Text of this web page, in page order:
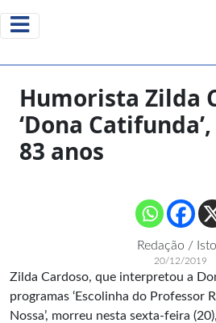
Humorista Zilda
‘Dona
83 anos
Redação /
20/12/2019
Zilda Cardoso, que interpretou a
programas ‘Escolinha do Professor
Nossa’, morreu nesta sexta-feira